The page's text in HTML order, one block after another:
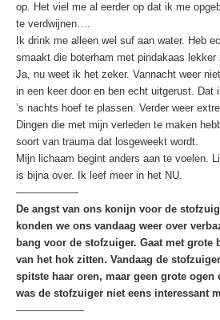
op. Het viel me al eerder op dat ik me
te verdwijnen….
Ik drink me alleen wel suf aan water. Heb
smaakt die boterham met pindakaas lekker
Ja, nu weet ik het zeker. Vannacht weer
in een keer door en ben echt uitgerust. Dat
’s nachts hoef te plassen. Verder weer
Dingen die met mijn verleden te maken
soort van trauma dat losgeweekt wordt.
Mijn lichaam begint anders aan te voelen.
is bijna over. Ik leef meer in het NU.
——————
De angst van ons konijn voor de
konden we ons vandaag weer over
bang voor de stofzuiger. Gaat met grote
van het hok zitten. Vandaag de
spitste haar oren, maar geen grote ogen
was de stofzuiger niet eens interessant
——————–